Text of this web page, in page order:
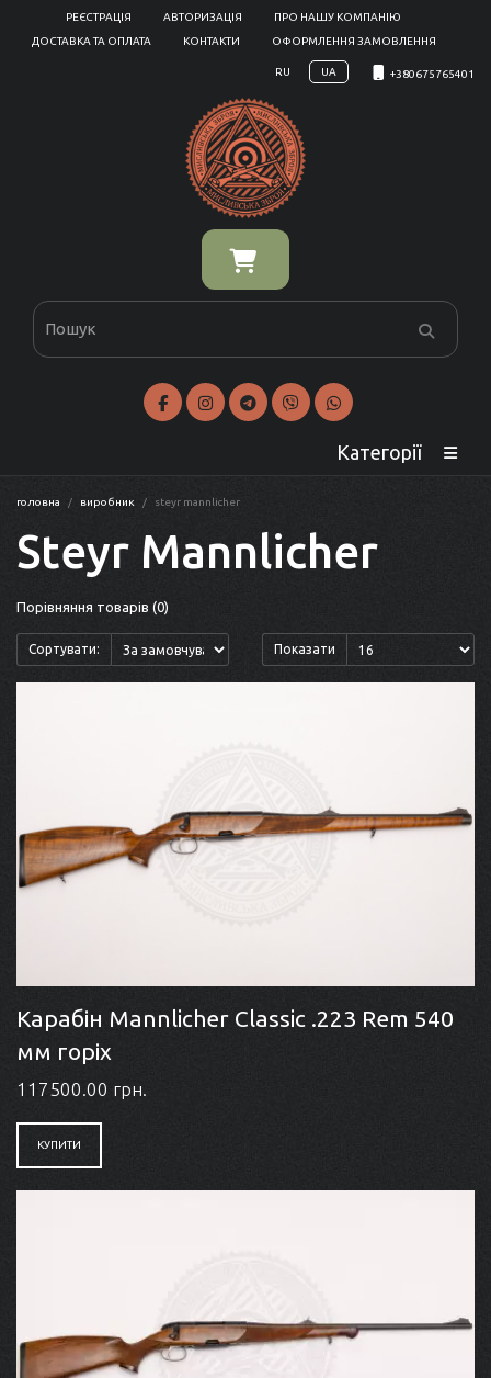
РЕЄСТРАЦІЯ АВТОРИЗАЦІЯ
ПРО НАШУ КОМПАНІЮ
ДОСТАВКА ТА ОПЛАТА
КОНТАКТИ ОФОРМЛЕННЯ ЗАМОВЛЕННЯ
RU UA +380675765401
Категорії
головна виробник steyr mannlicher
Steyr Mannlicher
Порівняння товарів (0)
Сортувати: Показати
Карабін Mannlicher Classic .223 Rem 540
мм горіх
117500.00 грн.
КУПИТИ